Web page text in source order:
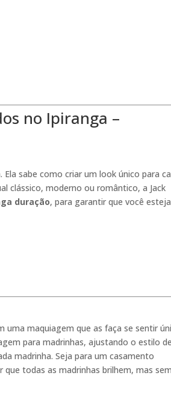
no Ipiranga –
Ela sabe como criar um look único para
clássico, moderno ou romântico, a Jack
duração, para garantir que você esteja
uma maquiagem que as faça se sentir
para madrinhas, ajustando o estilo de
madrinha. Seja para um casamento
todas as madrinhas brilhem, mas sem